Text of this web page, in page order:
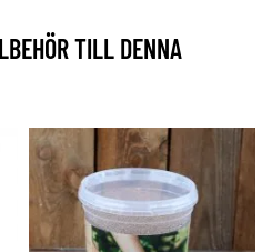
TILL DENNA